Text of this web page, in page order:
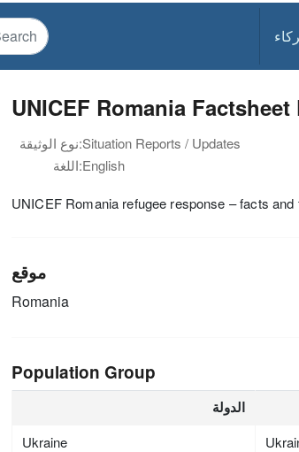
UNICEF Romania
نوع الوثيقة:Situation Reports / Updates
اللغة:English
UNICEF Romania refugee response – facts and
موقع
Romania
Population Group
الدولة
Ukraine